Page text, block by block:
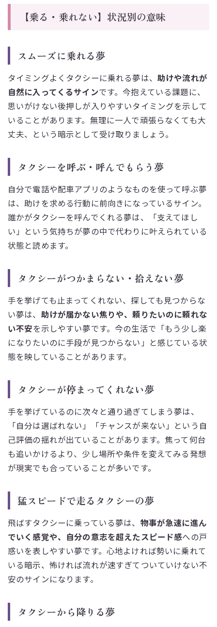
【乗る・乗れない】状況別の意味
スムーズに乗れる夢
タイミングよくタクシーに乗れる夢は、 助けや流れが
自然に入ってくるサインです。今抱えている課題に、
思いがけない後押しが入りやすいタイミングを示して
いることがあります。無理に一人で頑張らなくても大
丈夫、という暗示として受け取りましょう。
タクシーを呼ぶ・呼んでもらう夢
自分で電話や配車アプリのようなものを使って呼ぶ夢
は、助けを求める行動に前向きになっているサイン。
誰かがタクシーを呼んでくれる夢は、「支えてほし
い」という気持ちが夢の中で代わりに叶えられている
状態と読めます。
タクシーがつかまらない・拾えない夢
手を挙げても止まってくれない、探しても見つからな
い夢は、 助けが届かない焦りや、頼りたいのに頼れな
い不安を示しやすい夢です。今の生活で「もう少し楽
になりたいのに手段が見つからない」と感じている状
態を映していることがあります。
タクシーが停まってくれない夢
手を挙げているのに次々と通り過ぎてしまう夢は、
「自分は選ばれない」「チャンスが来ない」という自
己評価の揺れが出ていることがあります。焦って何台
も追いかけるより、少し場所や条件を変えてみる発想
が現実でも合っていることが多いです。
猛スピードで走るタクシーの夢
飛ばすタクシーに乗っている夢は、 物事が急速に進ん
でいく感覚や、自分の意志を超えたスピード感への戸
惑いを表しやすい夢です。心地よければ勢いに乗れて
いる暗示、怖ければ流れが速すぎてついていけない不
安のサインになります。
タクシーから降りる夢